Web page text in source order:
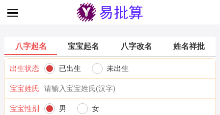
八字起名 宝宝起名 八字改名 姓名祥批
出生状态 已出生 未出生
宝宝姓氏
宝宝性别 男 女